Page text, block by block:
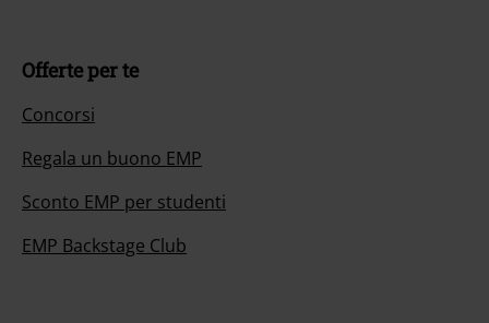
Offerte per te
Concorsi
Regala un buono EMP
Sconto EMP per studenti
EMP Backstage Club